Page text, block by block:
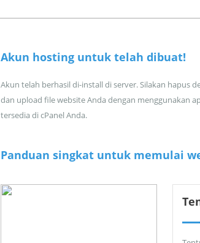
Akun hosting untuk telah dibuat!
Akun telah berhasil di-install di server. Silakan hapus
dan upload file website Anda dengan menggunakan
tersedia di cPanel Anda.
Panduan singkat untuk memulai